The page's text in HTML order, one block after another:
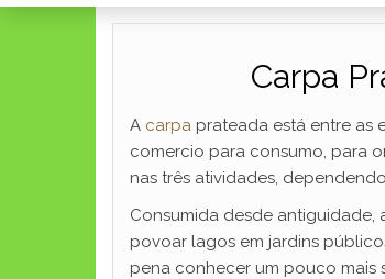
Carpa
A carpa prateada está entre as
comercio para consumo, para
nas três atividades,
Consumida desde
povoar lagos em jardins
pena conhecer um pouco mais